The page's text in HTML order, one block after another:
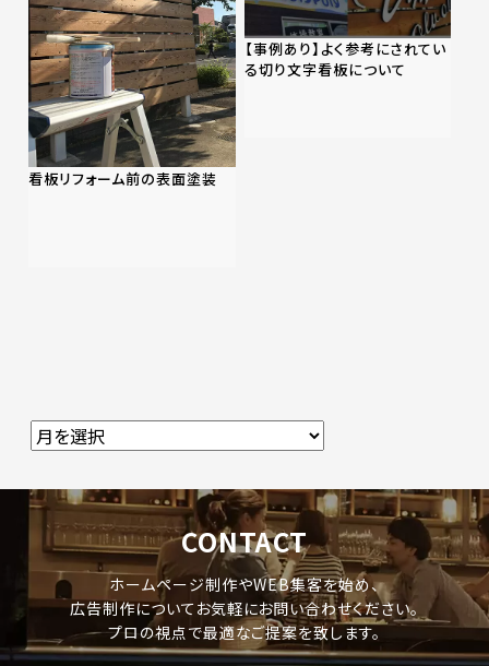
看板リフォーム前の表面塗装
【事例あり】よく参考にされてい
る切り文字看板について
CONTACT
ホームページ制作やWEB集客を始め、
広告制作についてお気軽にお問い合わせください。
プロの視点で最適なご提案を致します。